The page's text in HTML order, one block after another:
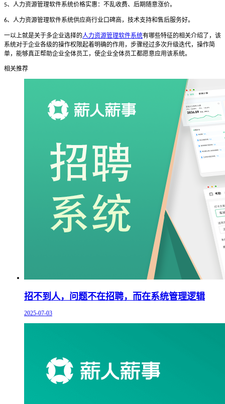
5、人力资源管理软件系统价格实惠：不乱收费、后期随意涨价。
6、人力资源管理软件系统供应商行业口碑高，技术支持和售后服务好。
一以上就是关于多企业选择的人力资源管理软件系统有哪些特征的相关介绍了，该
系统对于企业各级的操作权限起着明确的作用，步骤经过多次升级迭代，操作简
单，能够真正帮助企业全体员工，使企业全体员工都愿意应用该系统。
相关推荐
招不到人，问题不在招聘，而在系统管理逻辑
2025-07-03